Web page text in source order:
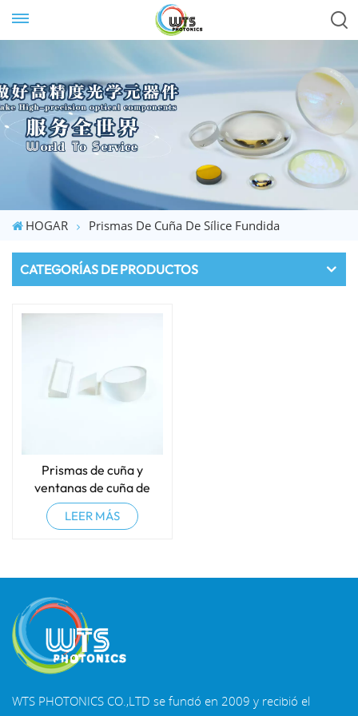
HOGAR Prismas De Cuña De Sílice Fundida
CATEGORÍAS DE PRODUCTOS
Prismas de cuña y
ventanas de cuña de
sílice fundida y N-BK7
LEER MÁS
WTS PHOTONICS CO.,LTD se fundó en 2009 y recibió el